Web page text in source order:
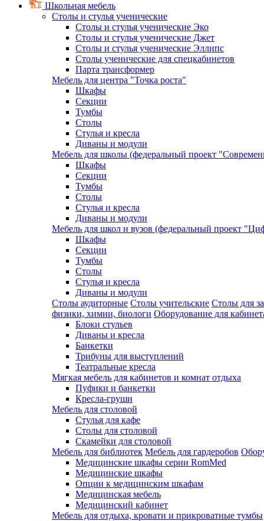
Школьная мебель
Столы и стулья ученические
Столы и стулья ученические Эко
Столы и стулья ученические Джет
Столы и стулья ученические Эллипс
Столы ученические для спецкабинетов
Парта трансформер
Мебель для центра "Точка роста"
Шкафы
Секции
Тумбы
Столы
Стулья и кресла
Диваны и модули
Мебель для школы (федеральный проект
Шкафы
Секции
Тумбы
Столы
Стулья и кресла
Диваны и модули
Мебель для школ и вузов (федеральный проект
Шкафы
Секции
Тумбы
Столы
Стулья и кресла
Диваны и модули
Столы аудиторные Столы учительские Столы для
физики, химии, биологи Оборудование для
Блоки стульев
Диваны и кресла
Банкетки
Трибуны для выступлений
Театральные кресла
Мягкая мебель для кабинетов и комнат отдыха
Пуфики и банкетки
Кресла-груши
Мебель для столовой
Cтулья для кафе
Cтолы для столовой
Скамейки для столовой
Мебель для библиотек Мебель для гардеробов
Медицинские шкафы серии RomMed
Медицинские шкафы
Опции к медицинским шкафам
Медицинская мебель
Медицинский кабинет
Мебель для отдыха, кровати и прикроватные тумбы